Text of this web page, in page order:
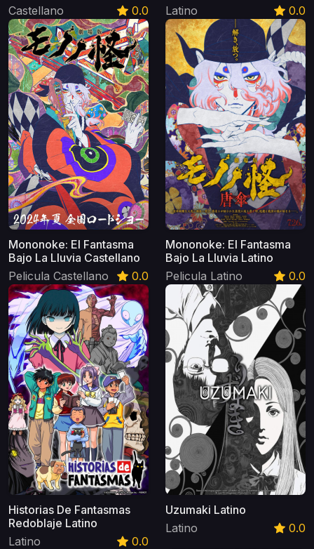
Castellano
0.0
Latino
0.0
Mononoke: El Fantasma
Bajo La Lluvia Castellano
Pelicula Castellano
0.0
Mononoke: El Fantasma
Bajo La Lluvia Latino
Pelicula Latino
0.0
Historias De Fantasmas
Redoblaje Latino
Latino
0.0
Uzumaki Latino
Latino
0.0